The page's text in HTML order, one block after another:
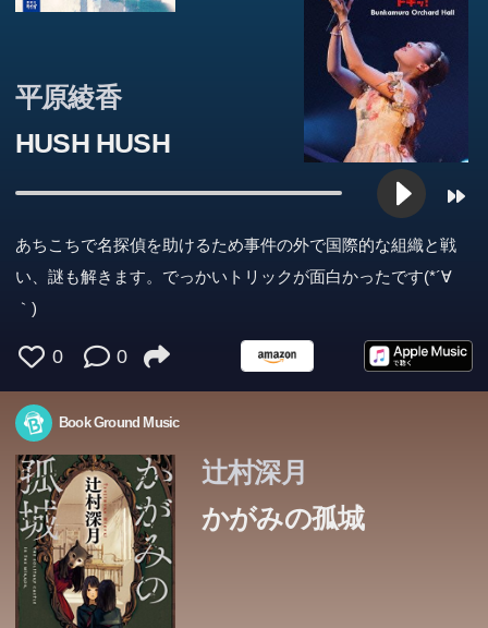
この犯人は、神の目を欺く。これぞ本格! 稀代のトリック
メーカーが描く至高のミステリ!!
平原綾香
HUSH HUSH
あちこちで名探偵を助けるため事件の外で国際的な組織と戦
い、謎も解きます。でっかいトリックが面白かったです(*´∀
｀)
0 0
Book Ground Music
辻村深月
かがみの孤城
学校での居場所をなくし、閉じこもっていたこころの目の
前で、ある日突然部屋の鏡が光り始めた。輝く鏡をくぐり
抜けた先にあったのは、城のような不思議な建物。そこに
はちょうどこころと似た境遇の7人が集められていた――
の恋人タニスら一行が竜卿ヴェルミナァルドを暗殺したと
知る。ソラムニア騎士デレク卿をそそのかして秘宝ドラゴ
ン・オーブを盗ませる奸計のかたわら、嫉妬にかられたキ
ティアラはタニスとローラナについて詮索するあまり、暗
殺事件関与を疑われ窮地に陥る。一方ローラナたちは、デ